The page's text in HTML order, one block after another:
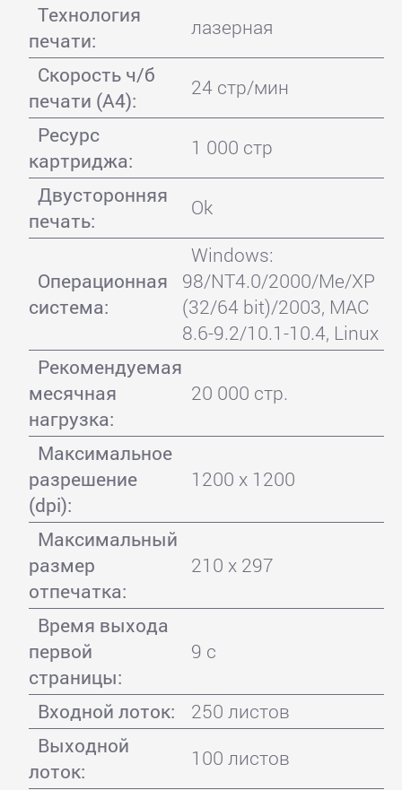
Технология
печати:
лазерная
Скорость ч/б
печати (А4):
24 стр/мин
Ресурс
картриджа:
1 000 стр
Двусторонняя
печать:
Ok
Операционная
система:
Windows:
98/NT4.0/2000/Me/XP
(32/64 bit)/2003, MAC
8.6-9.2/10.1-10.4, Linux
Рекомендуемая
месячная
нагрузка:
20 000 стр.
Максимальное
разрешение
(dpi):
1200 x 1200
Максимальный
размер
отпечатка:
210 x 297
Время выхода
первой
страницы:
9 с
Входной лоток:
250 листов
Выходной
лоток:
100 листов